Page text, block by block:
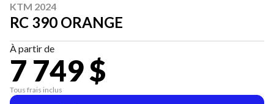
KTM 2024
RC 390 ORANGE
À partir de
7 749 $
Tous frais inclus